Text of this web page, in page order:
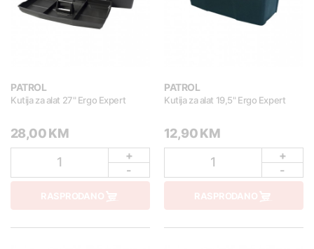
PATROL
Kutija za alat 27" Ergo Expert
28,00 KM
1
+
-
RASPRODANO
PATROL
Kutija za alat 19,5" Ergo Expert
12,90 KM
1
+
-
RASPRODANO